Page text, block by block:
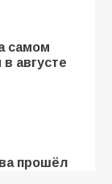
самом
августе
прошёл